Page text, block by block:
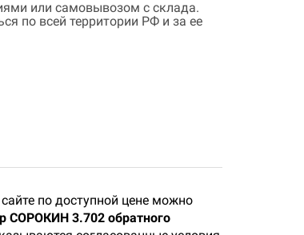
или самовывозом с склада.
по всей территории РФ и за ее
по доступной цене можно
СОРОКИН 3.702 обратного